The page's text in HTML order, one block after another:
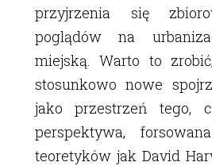
przyjrzenia się
poglądów na
miejską. Warto to
stosunkowo nowe
jako przestrzeń tego,
perspektywa,
teoretyków jak David